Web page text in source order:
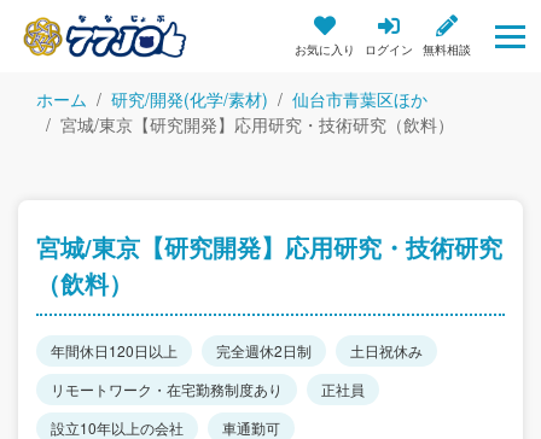
お気に入り ログイン 無料相談
ホーム 研究/開発(化学/素材)
仙台市青葉区ほか
宮城/東京【研究開発】応用研究・技術研究（飲料）
宮城/東京【研究開発】応用研究・技術研究
（飲料）
年間休日120日以上 完全週休2日制
土日祝休み
リモートワーク・在宅勤務制度あり
正社員
設立10年以上の会社
車通勤可